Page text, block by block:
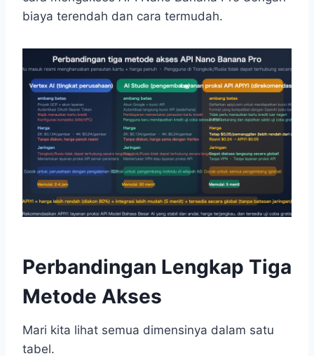
biaya terendah dan cara termudah.
Perbandingan Lengkap Tiga
Metode Akses
Mari kita lihat semua dimensinya dalam satu
tabel.